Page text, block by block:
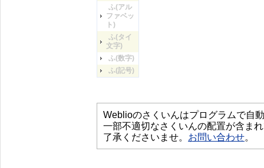
ふ(アル
ファベッ
ト)
ふ(タイ
文字)
ふ(数字)
ふ(記号)
Weblioのさくいんはプログラムで自
一部不適切なさくいんの配置が含ま
了承くださいませ。 お問い合わせ。